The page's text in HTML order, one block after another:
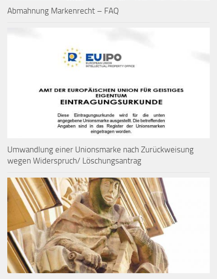
Abmahnung Markenrecht – FAQ
Umwandlung einer Unionsmarke nach Zurückweisung
wegen Widerspruch/ Löschungsantrag